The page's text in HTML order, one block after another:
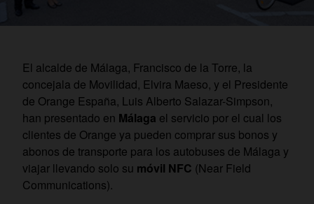
El alcalde de Málaga, Francisco de la Torre, la
concejala de Movilidad, Elvira Maeso, y el Presidente
de Orange España, Luis Alberto Salazar-Simpson,
han presentado en Málaga el servicio por el cual los
clientes de Orange ya pueden comprar sus bonos y
abonos de transporte para los autobuses de Málaga y
viajar llevando solo su móvil NFC (Near Field
Communications).